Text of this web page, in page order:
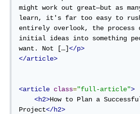
might work out great—but as
learn, it's far too easy to
entirely overlook, the
initial ideas into something
want. Not […]</p>
</article>
<article class="full-article">
<h2>How to Plan a
Project</h2>